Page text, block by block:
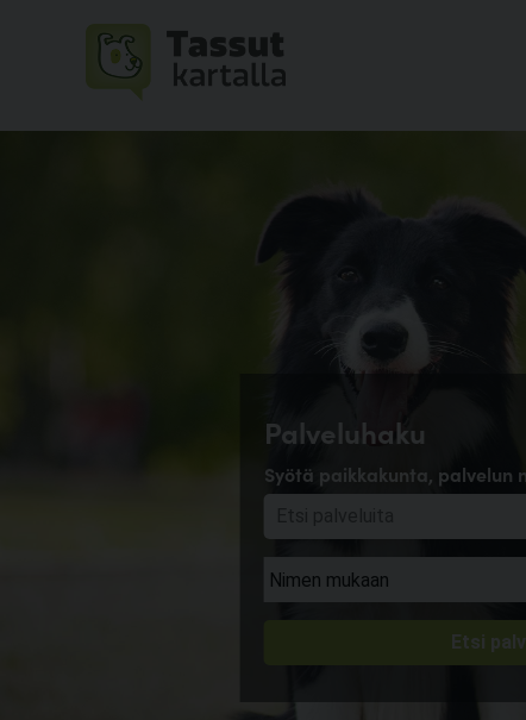
Palveluhaku
Syötä paikkakunta, palvelun